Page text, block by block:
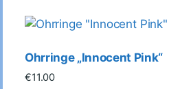
Ohrringe „Innocent Pink“
€11.00